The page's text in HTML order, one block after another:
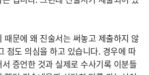
때문에 왜 진술서는 써놓고 제출하지 않
점도 의심을 하고 있습니다. 경우에 따
증언한 것과 실제로 수사기록 이분들